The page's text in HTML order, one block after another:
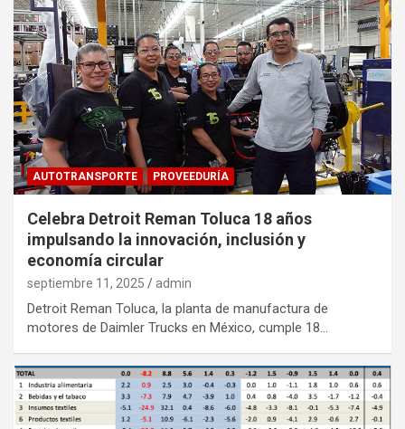
AUTOTRANSPORTE PROVEEDURÍA
Celebra Detroit Reman Toluca 18 años
impulsando la innovación, inclusión y
economía circular
septiembre 11, 2025 admin
Detroit Reman Toluca, la planta de manufactura de
motores de Daimler Trucks en México, cumple 18…